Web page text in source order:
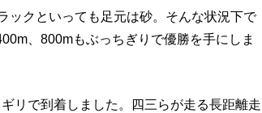
ックといっても足元は砂。そんな状況下で
、800mもぶっちぎりで優勝を手にしま
リで到着しました。四三らが走る長距離走